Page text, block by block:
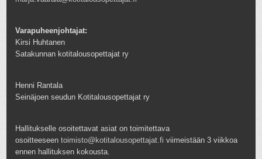
Varapuheenjohtajat:
Kirsi Huhtanen
Satakunnan kotitalousopettajat ry
Henni Rantala
Seinäjoen seudun Kotitalousopettajat ry
Hallitukselle osoitettavat asiat on toimitettava
osoitteeseentoimisto@kotitalousopettajat.fi viimeistään 3 viikkoa
ennen hallituksen kokousta.